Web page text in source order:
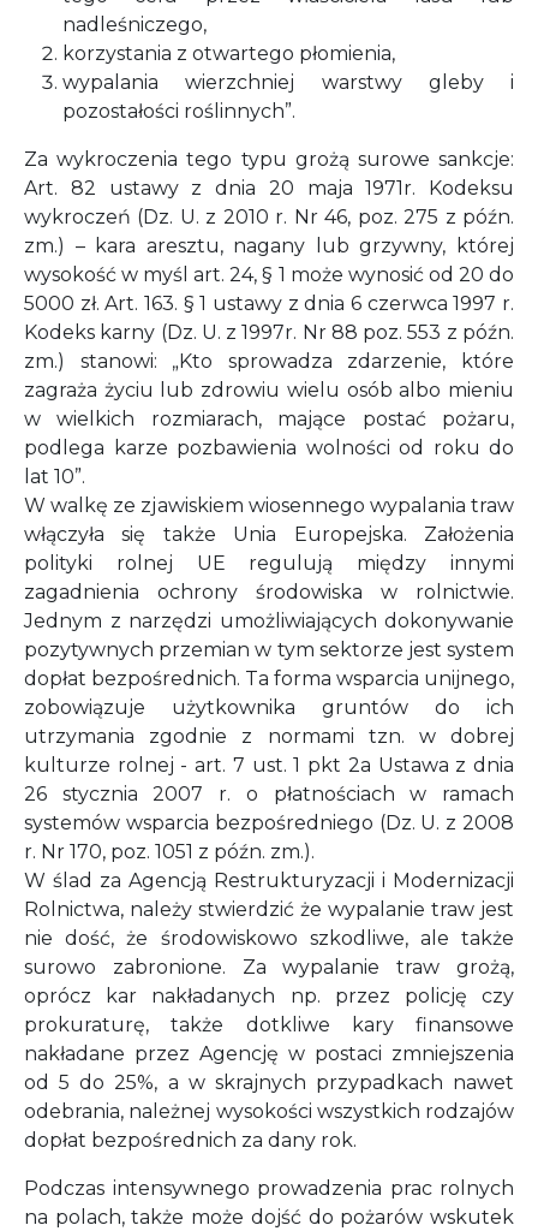
nadleśniczego,
korzystania z otwartego płomienia,
wypalania wierzchniej warstwy gleby i
pozostałości roślinnych”.
Za wykroczenia tego typu grożą surowe sankcje:
Art. 82 ustawy z dnia 20 maja 1971r. Kodeksu
wykroczeń (Dz. U. z 2010 r. Nr 46, poz. 275 z późn.
zm.) – kara aresztu, nagany lub grzywny, której
wysokość w myśl art. 24, § 1 może wynosić od 20 do
5000 zł. Art. 163. § 1 ustawy z dnia 6 czerwca 1997 r.
Kodeks karny (Dz. U. z 1997r. Nr 88 poz. 553 z późn.
zm.) stanowi: „Kto sprowadza zdarzenie, które
zagraża życiu lub zdrowiu wielu osób albo mieniu
w wielkich rozmiarach, mające postać pożaru,
podlega karze pozbawienia wolności od roku do
lat 10”.
W walkę ze zjawiskiem wiosennego wypalania traw
włączyła się także Unia Europejska. Założenia
polityki rolnej UE regulują między innymi
zagadnienia ochrony środowiska w rolnictwie.
Jednym z narzędzi umożliwiających dokonywanie
pozytywnych przemian w tym sektorze jest system
dopłat bezpośrednich. Ta forma wsparcia unijnego,
zobowiązuje użytkownika gruntów do ich
utrzymania zgodnie z normami tzn. w dobrej
kulturze rolnej - art. 7 ust. 1 pkt 2a Ustawa z dnia
26 stycznia 2007 r. o płatnościach w ramach
systemów wsparcia bezpośredniego (Dz. U. z 2008
r. Nr 170, poz. 1051 z późn. zm.).
W ślad za Agencją Restrukturyzacji i Modernizacji
Rolnictwa, należy stwierdzić że wypalanie traw jest
nie dość, że środowiskowo szkodliwe, ale także
surowo zabronione. Za wypalanie traw grożą,
oprócz kar nakładanych np. przez policję czy
prokuraturę, także dotkliwe kary finansowe
nakładane przez Agencję w postaci zmniejszenia
od 5 do 25%, a w skrajnych przypadkach nawet
odebrania, należnej wysokości wszystkich rodzajów
dopłat bezpośrednich za dany rok.
Podczas intensywnego prowadzenia prac rolnych
na polach, także może dojść do pożarów wskutek